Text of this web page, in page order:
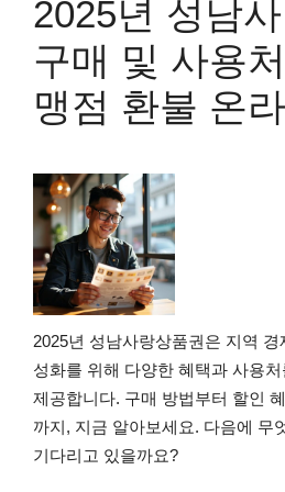
2025년 성남
구매 및 사용
맹점 환불 온
2025년 성남사랑상품권은 지역 경
성화를 위해 다양한 혜택과 사용처
제공합니다. 구매 방법부터 할인
까지, 지금 알아보세요. 다음에 무
기다리고 있을까요?